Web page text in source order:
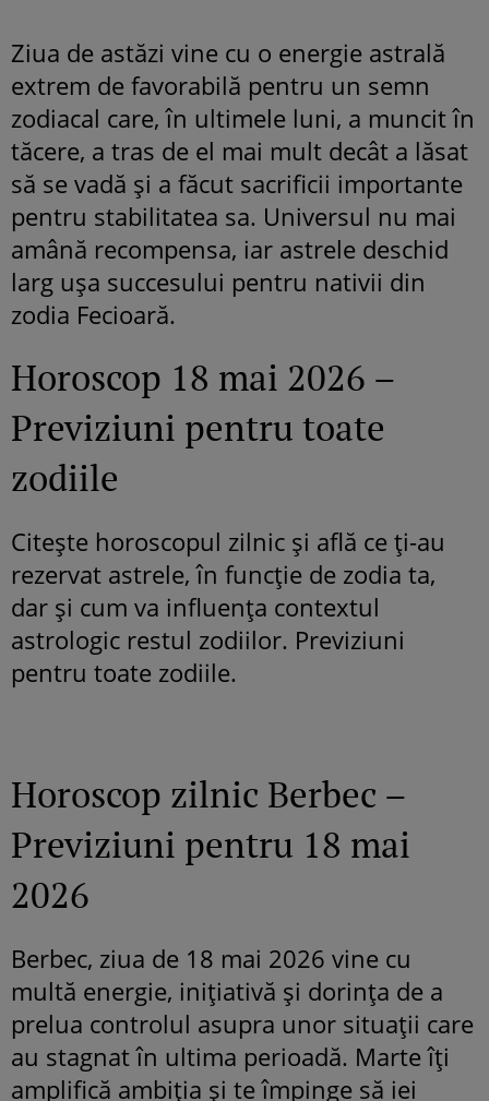
Ziua de astăzi vine cu o energie astrală
extrem de favorabilă pentru un semn
zodiacal care, în ultimele luni, a muncit în
tăcere, a tras de el mai mult decât a lăsat
să se vadă și a făcut sacrificii importante
pentru stabilitatea sa. Universul nu mai
amână recompensa, iar astrele deschid
larg ușa succesului pentru nativii din
zodia Fecioară.
Horoscop 18 mai 2026 –
Previziuni pentru toate
zodiile
Citește horoscopul zilnic și află ce ți-au
rezervat astrele, în funcție de zodia ta,
dar și cum va influența contextul
astrologic restul zodiilor. Previziuni
pentru toate zodiile.
Horoscop zilnic Berbec –
Previziuni pentru 18 mai
2026
Berbec, ziua de 18 mai 2026 vine cu
multă energie, inițiativă și dorința de a
prelua controlul asupra unor situații care
au stagnat în ultima perioadă. Marte îți
amplifică ambiția și te împinge să iei